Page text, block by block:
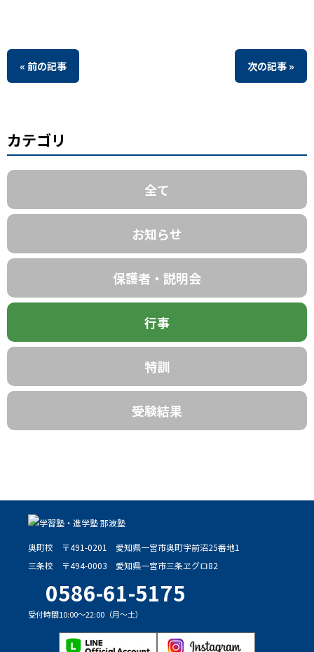
« 前の記事 次の記事 »
カテゴリ
全て
お知らせ
保護者・説明会
行事
特訓
受験結果
奥町校 〒491-0201 愛知県一宮市奥町字前沼25番地1
三条校
〒494-0003 愛知県一宮市三条ヱグロ82
0586-61-5175
受付時間10:00～22:00（月～土）